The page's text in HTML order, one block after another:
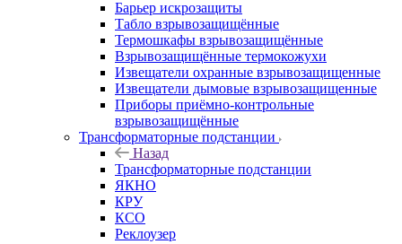
Барьер искрозащиты
Табло взрывозащищённые
Термошкафы взрывозащищённые
Взрывозащищённые термокожухи
Извещатели охранные взрывозащищенные
Извещатели дымовые взрывозащищенные
Приборы приёмно-контрольные
взрывозащищённые
Трансформаторные подстанции
Назад
Трансформаторные подстанции
ЯКНО
КРУ
КСО
Реклоузер